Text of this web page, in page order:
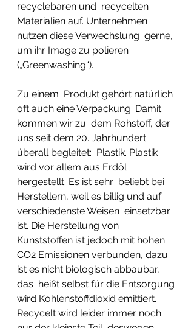
recyclebaren und  recycelten
Materialien auf. Unternehmen
nutzen diese Verwechslung  gerne,
um ihr Image zu polieren
(„Greenwashing“).
Zu einem  Produkt gehört natürlich
oft auch eine Verpackung. Damit
kommen wir zu  dem Rohstoff, der
uns seit dem 20. Jahrhundert
überall begleitet:  Plastik. Plastik
wird vor allem aus Erdöl
hergestellt. Es ist sehr  beliebt bei
Herstellern, weil es billig und auf
verschiedenste Weisen  einsetzbar
ist. Die Herstellung von
Kunststoffen ist jedoch mit hohen
CO2 Emissionen verbunden, dazu
ist es nicht biologisch abbaubar,
das  heißt selbst für die Entsorgung
wird Kohlenstoffdioxid emittiert.
Recycelt wird leider immer noch